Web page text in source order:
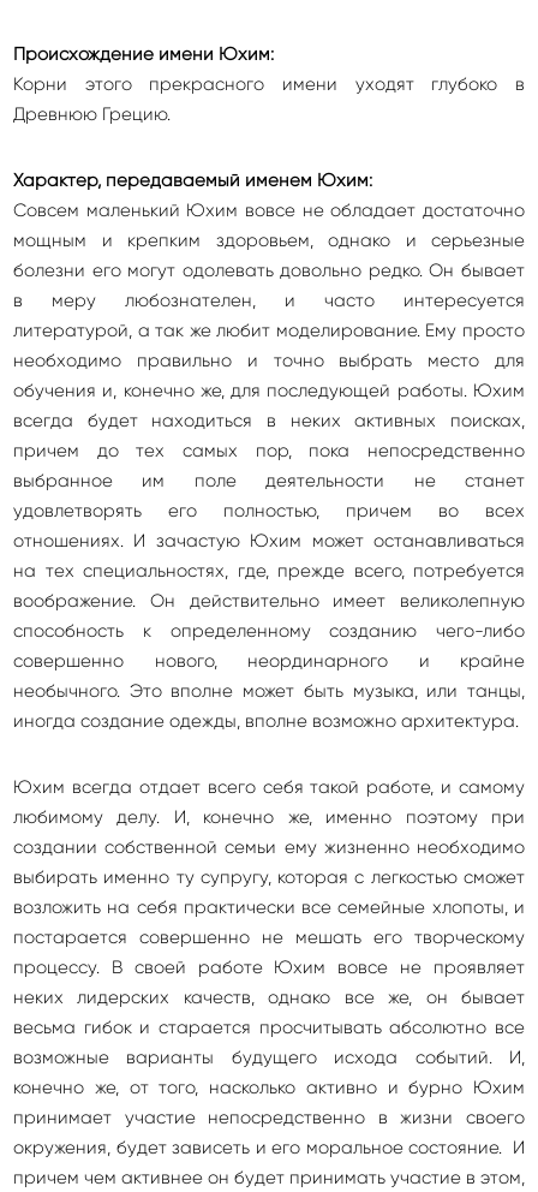
Происхождение имени Юхим:
Корни этого прекрасного имени уходят глубоко в
Древнюю Грецию.
Характер, передаваемый именем Юхим:
Совсем маленький Юхим вовсе не обладает достаточно
мощным и крепким здоровьем, однако и серьезные
болезни его могут одолевать довольно редко. Он бывает
в меру любознателен, и часто интересуется
литературой, а так же любит моделирование. Ему просто
необходимо правильно и точно выбрать место для
обучения и, конечно же, для последующей работы. Юхим
всегда будет находиться в неких активных поисках,
причем до тех самых пор, пока непосредственно
выбранное им поле деятельности не станет
удовлетворять его полностью, причем во всех
отношениях. И зачастую Юхим может останавливаться
на тех специальностях, где, прежде всего, потребуется
воображение. Он действительно имеет великолепную
способность к определенному созданию чего-либо
совершенно нового, неординарного и крайне
необычного. Это вполне может быть музыка, или танцы,
иногда создание одежды, вполне возможно архитектура.
Юхим всегда отдает всего себя такой работе, и самому
любимому делу. И, конечно же, именно поэтому при
создании собственной семьи ему жизненно необходимо
выбирать именно ту супругу, которая с легкостью сможет
возложить на себя практически все семейные хлопоты, и
постарается совершенно не мешать его творческому
процессу. В своей работе Юхим вовсе не проявляет
неких лидерских качеств, однако все же, он бывает
весьма гибок и старается просчитывать абсолютно все
возможные варианты будущего исхода событий. И,
конечно же, от того, насколько активно и бурно Юхим
принимает участие непосредственно в жизни своего
окружения, будет зависеть и его моральное состояние. И
причем чем активнее он будет принимать участие в этом,